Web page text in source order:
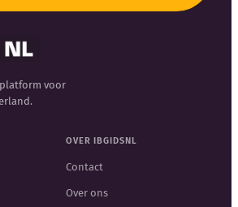
voor
OVER IBGIDSNL
Contact
Over ons